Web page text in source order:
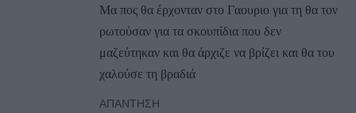
Μα πος θα έρχονταν στο Γαουριο για τη θα τον
ρωτούσαν για τα σκουπίδια που δεν
μαζεύτηκαν και θα άρχιζε να βρίζει και θα του
χαλούσε τη βραδιά
ΑΠΆΝΤΗΣΗ